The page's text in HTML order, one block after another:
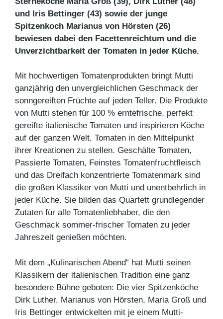
und Iris Bettinger (43) sowie der junge
Spitzenkoch Marianus von Hörsten (26)
bewiesen dabei den Facettenreichtum und die
Unver­zichtbarkeit der Tomaten in jeder Küche.
Mit hochwertigen Tomatenprodukten bringt Mutti
ganzjährig den unvergleichlichen Geschmack der
sonngereiften Früchte auf jeden Teller. Die Produkte
von Mutti stehen für 100 % erntefrische, perfekt
gereifte italienische Tomaten und inspirieren Köche
auf der ganzen Welt, Tomaten in den Mittelpunkt
ihrer Kreationen zu stellen. Geschälte Tomaten,
Passierte Tomaten, Feinstes Tomatenfruchtfleisch
und das Dreifach konzentrierte Tomatenmark sind
die großen Klassiker von Mutti und unentbehrlich in
jeder Küche. Sie bilden das Quartett grundlegender
Zutaten für alle Tomatenliebhaber, die den
Geschmack sommer-frischer Tomaten zu jeder
Jahreszeit genießen möchten.
Mit dem „Kulinarischen Abend“ hat Mutti seinen
Klassikern der italienischen Tradition eine ganz
besondere Bühne geboten: Die vier Spitzenköche
Dirk Luther, Marianus von Hörsten, Maria Groß und
Iris Bettinger entwickelten mit je einem Mutti-